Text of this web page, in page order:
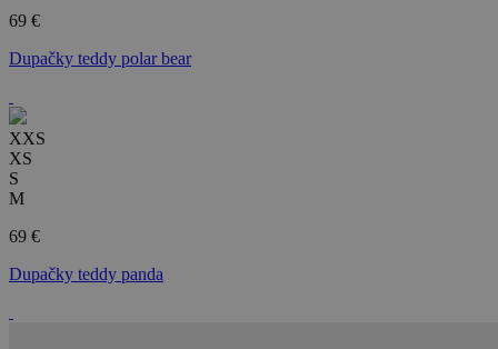
69 €
Dupačky teddy polar bear
XXS
XS
S
M
69 €
Dupačky teddy panda